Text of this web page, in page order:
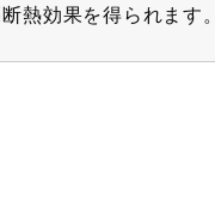
熱効果を得られます。